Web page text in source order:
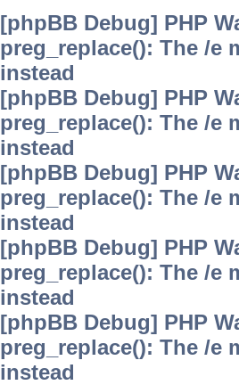
[phpBB Debug] PHP
preg_replace(): The /e
instead
[phpBB Debug] PHP
preg_replace(): The /e
instead
[phpBB Debug] PHP
preg_replace(): The /e
instead
[phpBB Debug] PHP
preg_replace(): The /e
instead
[phpBB Debug] PHP
preg_replace(): The /e
instead